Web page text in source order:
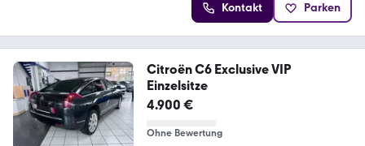
Kontakt Parken
Citroën C6 Exclusive VIP
Einzelsitze
4.900 €
Ohne Bewertung